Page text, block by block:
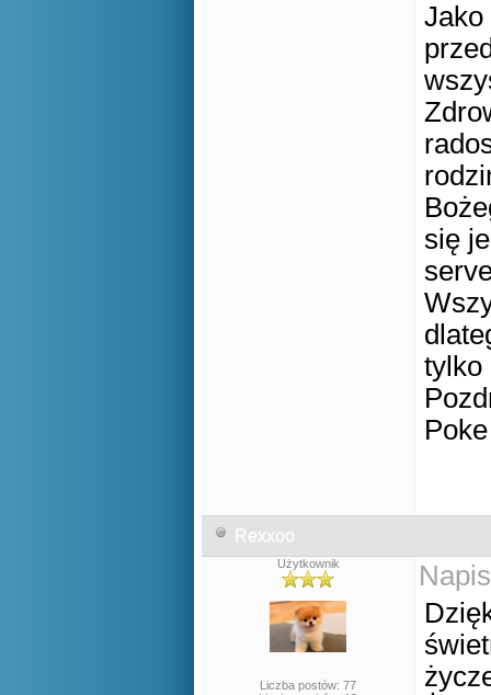
Jako
się
tylko
Rexxoo
Użytkownik
Liczba postów: 77